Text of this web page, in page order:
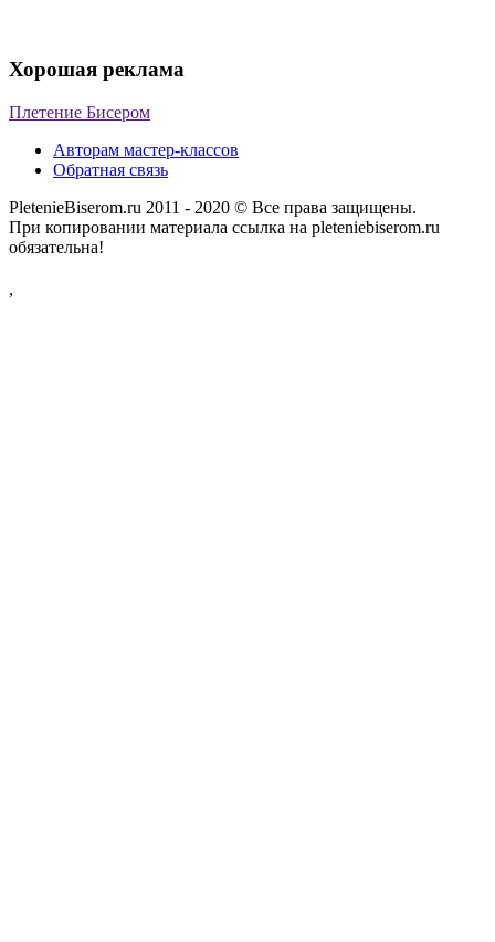
Хорошая реклама
Плетение Бисером
Авторам мастер-классов
Обратная связь
PletenieBiserom.ru 2011 - 2020 © Все права защищены.
При копировании материала ссылка на pleteniebiserom.ru
обязательна!
,